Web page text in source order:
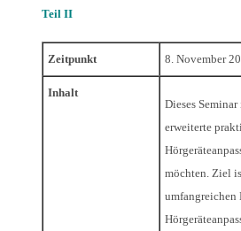
Teil II
Zeitpunkt 8. November
Inhalt
Dieses
erweiterte
möchten. Ziel
umfangreichen